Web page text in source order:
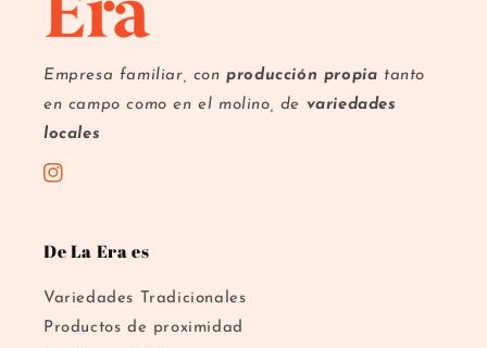
Empresa familiar, conproducción propia tanto
en campo como en el molino, de variedades
locales
Instagram
De La Era es
Variedades Tradicionales
Productos de proximidad